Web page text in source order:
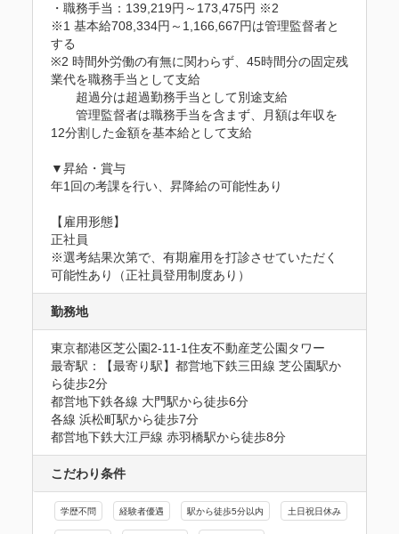
・職務手当：139,219円～173,475円 ※2
※1 基本給708,334円～1,166,667円は管理監督者と
する
※2 時間外労働の有無に関わらず、45時間分の固定残
業代を職務手当として支給
超過分は超過勤務手当として別途支給
管理監督者は職務手当を含まず、月額は年収を
12分割した金額を基本給として支給
▼昇給・賞与
年1回の考課を行い、昇降給の可能性あり
【雇用形態】
正社員
※選考結果次第で、有期雇用を打診させていただく
可能性あり（正社員登用制度あり）
勤務地
東京都港区芝公園2-11-1住友不動産芝公園タワー
最寄駅：【最寄り駅】都営地下鉄三田線 芝公園駅か
ら徒歩2分
都営地下鉄各線 大門駅から徒歩6分
各線 浜松町駅から徒歩7分
都営地下鉄大江戸線 赤羽橋駅から徒歩8分
こだわり条件
学歴不問 経験者優遇 駅から徒歩5分以内 土日祝日休み